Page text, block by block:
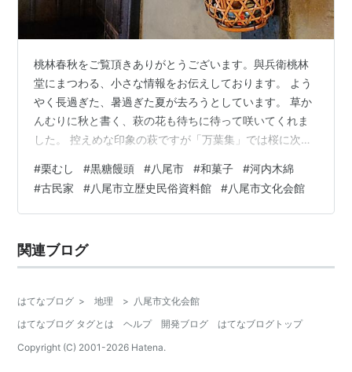
桃林春秋をご覧頂きありがとうございます。與兵衛桃林
堂にまつわる、小さな情報をお伝えしております。 よう
やく長過ぎた、暑過ぎた夏が去ろうとしています。 草か
んむりに秋と書く、萩の花も待ちに待って咲いてくれま
した。 控えめな印象の萩ですが「万葉集」では桜に次い
むし」と「黒糖饅頭」を販売しております。 どちらも 一
つ ２４０円（消費税込み ２５９円） お日持ちは一両日
中です。 八尾市立歴史民俗資料館、八尾市文化会館（プ
会、展示会を催しされています。 やっと良い時候になり
ます。 文化の秋、味覚の秋、…
#栗むし #黒糖饅頭 #八尾市 #和菓子 #河内木綿
#古民家 #八尾市立歴史民俗資料館 #八尾市文化会館
関連ブログ
はてなブログ > 地理 > 八尾市文化会館
はてなブログ タグとは
ヘルプ 開発ブログ
はてなブログトップ
Copyright (C) 2001-2026 Hatena.